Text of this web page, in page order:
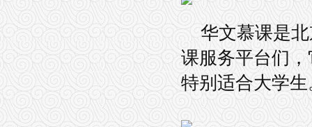
华文慕课是
课服务平台们
特别适合大学生